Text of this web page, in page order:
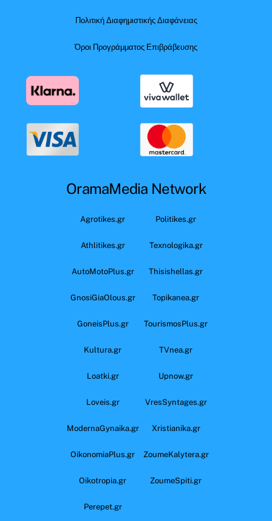
Πολιτική Διαφημιστικής Διαφάνειας
Όροι Προγράμματος Επιβράβευσης
OramaMedia Network
Agrotikes.gr Politikes.gr
Athlitikes.gr Texnologika.gr
AutoMotoPlus.gr Thisishellas.gr
GnosiGiaOlous.gr Topikanea.gr
GoneisPlus.gr TourismosPlus.gr
Kultura.gr TVnea.gr
Loatki.gr Upnow.gr
Loveis.gr VresSyntages.gr
ModernaGynaika.gr Xristianika.gr
OikonomiaPlus.gr ZoumeKalytera.gr
Oikotropia.gr ZoumeSpiti.gr
Perepet.gr